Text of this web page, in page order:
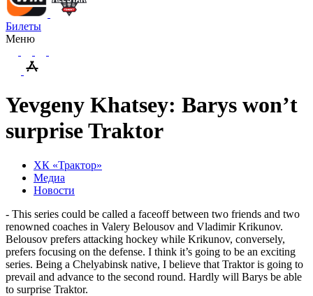
Билеты
Меню
Yevgeny Khatsey: Barys won’t
surprise Traktor
ХК «Трактор»
Медиа
Новости
- This series could be called a faceoff between two friends and two
renowned coaches in Valery Belousov and Vladimir Krikunov.
Belousov prefers attacking hockey while Krikunov, conversely,
prefers focusing on the defense. I think it’s going to be an exciting
series. Being a Chelyabinsk native, I believe that Traktor is going to
prevail and advance to the second round. Hardly will Barys be able
to surprise Traktor.